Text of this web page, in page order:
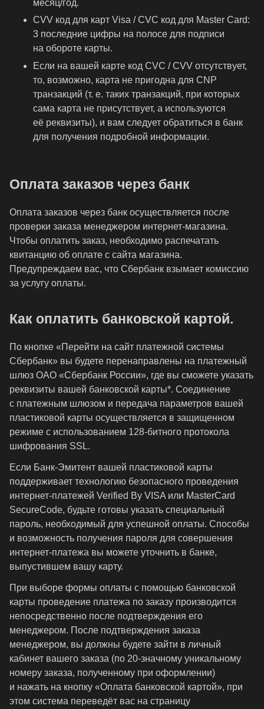
месяц/год.
CVV код для карт Visa / CVC код для Master Card:
3 последние цифры на полосе для подписи
на обороте карты.
Если на вашей карте код CVC / CVV отсутствует,
то, возможно, карта не пригодна для CNP
транзакций (т. е. таких транзакций, при которых
сама карта не присутствует, а используются
её реквизиты), и вам следует обратиться в банк
для получения подробной информации.
Оплата заказов через банк
Оплата заказов через банк осуществляется после
проверки заказа менеджером интернет-магазина.
Чтобы оплатить заказ, необходимо распечатать
квитанцию об оплате с сайта магазина.
Предупреждаем вас, что Сбербанк взымает комиссию
за услугу оплаты.
Как оплатить банковской картой.
По кнопке «Перейти на сайт платежной системы
Сбербанк» вы будете перенаправлены на платежный
шлюз ОАО «Сбербанк России», где вы сможете указать
реквизиты вашей банковской карты*. Соединение
с платежным шлюзом и передача параметров вашей
пластиковой карты осуществляется в защищенном
режиме с использованием 128-битного протокола
шифрования SSL.
Если Банк-Эмитент вашей пластиковой карты
поддерживает технологию безопасного проведения
интернет-платежей Verified By VISA или MasterCard
SecureCode, будьте готовы указать специальный
пароль, необходимый для успешной оплаты. Способы
и возможность получения пароля для совершения
интернет-платежа вы можете уточнить в банке,
выпустившем вашу карту.
При выборе формы оплаты с помощью банковской
карты проведение платежа по заказу производится
непосредственно после подтверждения его
менеджером. После подтверждения заказа
менеджером, вы должны будете зайти в личный
кабинет вашего заказа (по 20-значному уникальному
номеру заказа, полученному при оформлении)
и нажать на кнопку «Оплата банковской картой», при
этом система переведёт вас на страницу